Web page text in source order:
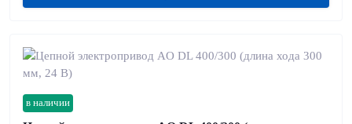
в наличии